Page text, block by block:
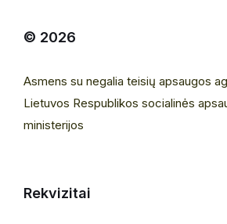
© 2026
Asmens su negalia teisių apsaugos
Lietuvos Respublikos socialinės
ministerijos
Rekvizitai